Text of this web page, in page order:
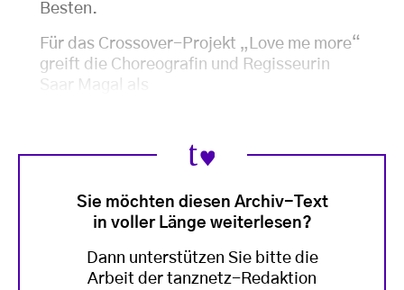
Besten.
Für das Crossover-Projekt „Love me more“
greift die Choreografin und Regisseurin
Saar Magal als
Sie möchten diesen Archiv-Text
in voller Länge weiterlesen?
Dann unterstützen Sie bitte die
Arbeit der tanznetz-Redaktion